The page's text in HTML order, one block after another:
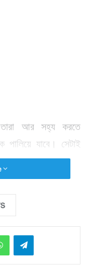
তারা আর সহ্য করতে
পালিয়ে যাবে। সেটাই
বার হল এখনও তাদের
ইটখোলা মাঠ সংলগ্ন
অভিন্ন হৃদয় কিশোর
গিয়েছিল। কিন্তু
হয়ে যাওয়ার পরও
খোঁজ শুরু করেন। কিন্তু